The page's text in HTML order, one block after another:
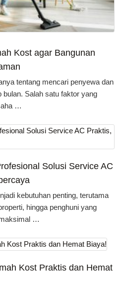
Kost agar Bangunan
tentang mencari penyewa dan
Salah satu faktor yang
…
Solusi Service AC
kebutuhan penting, terutama
hingga penghuni yang
…
Kost Praktis dan Hemat